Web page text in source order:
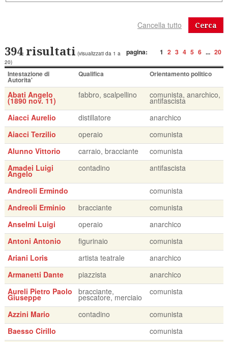
Cerca
pagina: 1 2 3 4 5 6 ... 20
394 risultati (visualizzati da 1 a
20)
Intestazione di
Autorita'
Qualifica Orientamento politico
Abati Angelo
(1890 nov. 11)
fabbro, scalpellino comunista, anarchico,
antifascista
Aiacci Aurelio
distillatore
anarchico
Aiacci Terzilio
operaio
comunista
Alunno Vittorio
carraio, bracciante
comunista
Amadei Luigi
Angelo
contadino antifascista
Andreoli Ermindo
comunista
Andreoli Erminio
bracciante
comunista
Anselmi Luigi
operaio
anarchico
Antoni Antonio
figurinaio
comunista
Ariani Loris
artista teatrale
anarchico
Armanetti Dante
piazzista
anarchico
Aureli Pietro Paolo
Giuseppe
bracciante,
pescatore, merciaio
comunista
Azzini Mario contadino
comunista
Baesso Cirillo
comunista